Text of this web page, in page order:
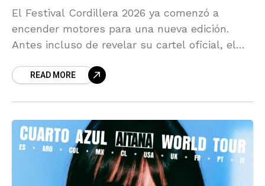
El Festival Cordillera 2026 ya comenzó a
encender motores para una nueva edición.
Antes incluso de revelar su cartel oficial, el
próximos 12 y 13
READ MORE